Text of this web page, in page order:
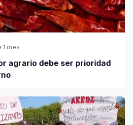
1 mes
agrario debe ser prioridad